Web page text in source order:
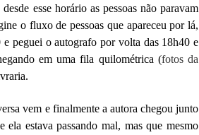
esse horário as pessoas não paravam
o fluxo de pessoas que apareceu por lá,
e peguei o autografo por volta das 18h40 e
em uma fila quilométrica (fotos da
vem e finalmente a autora chegou junto
ela estava passando mal, mas que mesmo